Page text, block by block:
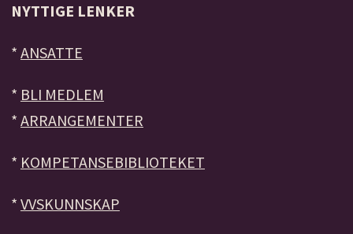
NYTTIGE LENKER
* ANSATTE
* BLI MEDLEM
* ARRANGEMENTER
* KOMPETANSEBIBLIOTEKET
* VVSKUNNSKAP